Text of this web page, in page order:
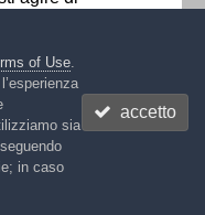
come si credeva
solo un vecchio a cui
.. mica te
of Use.
sia
in caso
accetto